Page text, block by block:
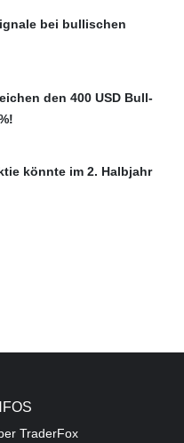
bei bullischen
den 400 USD Bull-
könnte im 2. Halbjahr
TraderFox